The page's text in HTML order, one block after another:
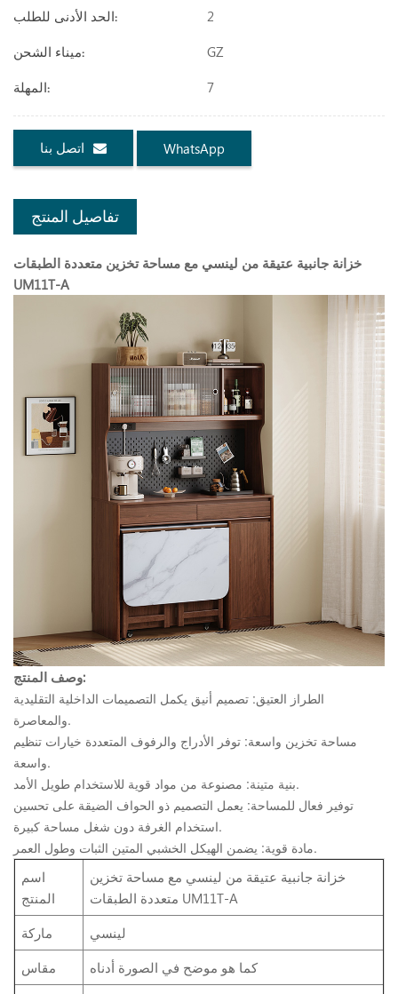
الحد الأدنى للطلب: 2
ميناء الشحن: GZ
المهلة: 7
اتصل بنا WhatsApp
تفاصيل المنتج
خزانة جانبية عتيقة من لينسي مع مساحة تخزين متعددة الطبقات
UM11T-A
وصف المنتج:
الطراز العتيق: تصميم أنيق يكمل التصميمات الداخلية التقليدية
والمعاصرة.
مساحة تخزين واسعة: توفر الأدراج والرفوف المتعددة خيارات تنظيم
واسعة.
بنية متينة: مصنوعة من مواد قوية للاستخدام طويل الأمد.
توفير فعال للمساحة: يعمل التصميم ذو الحواف الضيقة على تحسين
استخدام الغرفة دون شغل مساحة كبيرة.
مادة قوية: يضمن الهيكل الخشبي المتين الثبات وطول العمر.
اسم
المنتج
خزانة جانبية عتيقة من لينسي مع مساحة تخزين
متعددة الطبقات UM11T-A
ماركة
لينسي
مقاس
كما هو موضح في الصورة أدناه